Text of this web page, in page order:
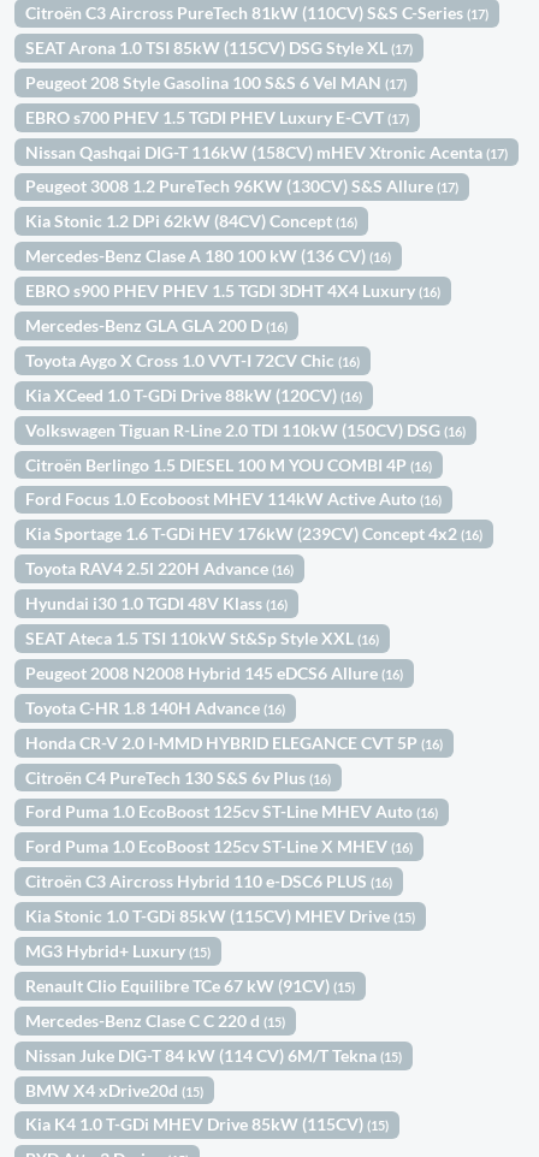
Citroën C3 Aircross PureTech 81kW (110CV) S&S C-Series(17)
SEAT Arona 1.0 TSI 85kW (115CV) DSG Style XL(17)
Peugeot 208 Style Gasolina 100 S&S 6 Vel MAN(17)
EBRO s700 PHEV 1.5 TGDI PHEV Luxury E-CVT(17)
Nissan Qashqai DIG-T 116kW (158CV) mHEV Xtronic Acenta(17)
Peugeot 3008 1.2 PureTech 96KW (130CV) S&S Allure(17)
Kia Stonic 1.2 DPi 62kW (84CV) Concept(16)
Mercedes-Benz Clase A 180 100 kW (136 CV)(16)
EBRO s900 PHEV PHEV 1.5 TGDI 3DHT 4X4 Luxury(16)
Mercedes-Benz GLA GLA 200 D(16)
Toyota Aygo X Cross 1.0 VVT-I 72CV Chic(16)
Kia XCeed 1.0 T-GDi Drive 88kW (120CV)(16)
Volkswagen Tiguan R-Line 2.0 TDI 110kW (150CV) DSG(16)
Citroën Berlingo 1.5 DIESEL 100 M YOU COMBI 4P(16)
Ford Focus 1.0 Ecoboost MHEV 114kW Active Auto(16)
Kia Sportage 1.6 T-GDi HEV 176kW (239CV) Concept 4x2(16)
Toyota RAV4 2.5l 220H Advance(16)
Hyundai i30 1.0 TGDI 48V Klass(16)
SEAT Ateca 1.5 TSI 110kW St&Sp Style XXL(16)
Peugeot 2008 N2008 Hybrid 145 eDCS6 Allure(16)
Toyota C-HR 1.8 140H Advance(16)
Honda CR-V 2.0 I-MMD HYBRID ELEGANCE CVT 5P(16)
Citroën C4 PureTech 130 S&S 6v Plus(16)
Ford Puma 1.0 EcoBoost 125cv ST-Line MHEV Auto(16)
Ford Puma 1.0 EcoBoost 125cv ST-Line X MHEV(16)
Citroën C3 Aircross Hybrid 110 e-DSC6 PLUS(16)
Kia Stonic 1.0 T-GDi 85kW (115CV) MHEV Drive(15)
MG3 Hybrid+ Luxury(15)
Renault Clio Equilibre TCe 67 kW (91CV)(15)
Mercedes-Benz Clase C C 220 d(15)
Nissan Juke DIG-T 84 kW (114 CV) 6M/T Tekna(15)
BMW X4 xDrive20d(15)
Kia K4 1.0 T-GDi MHEV Drive 85kW (115CV)(15)